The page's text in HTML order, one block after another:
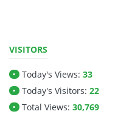
VISITORS
• Today's Views: 33
• Today's Visitors: 22
• Total Views: 30,769